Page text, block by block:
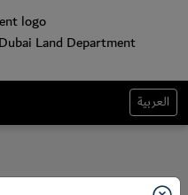
العربية